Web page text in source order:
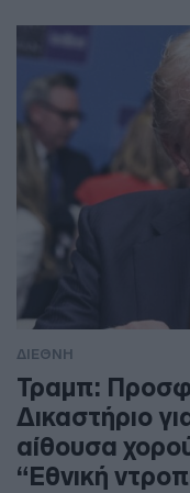
ΔΙΕΘΝΗ
Τραμπ:
Δικαστήριο
αίθουσα
“Εθνική